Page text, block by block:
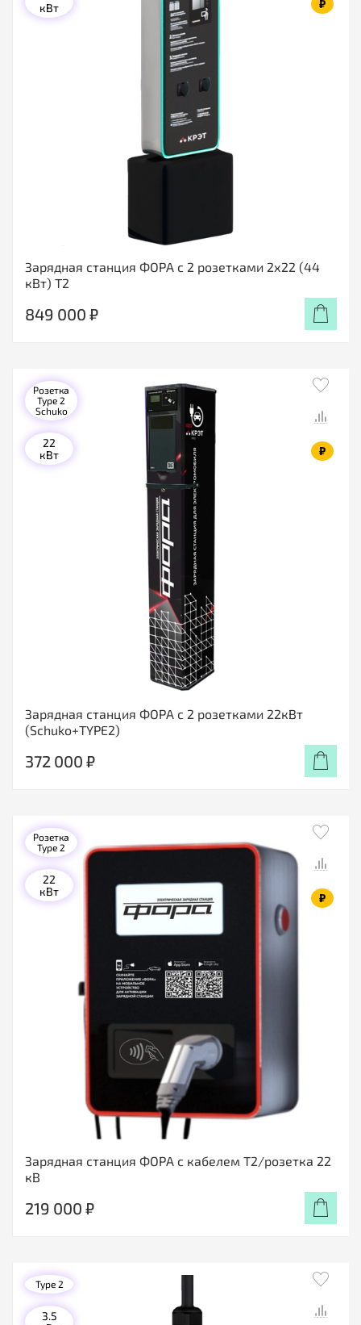
Зарядная станция ФОРА с 2 розетками 2х22 (44
кВт) Т2
₽
кВт
849 000 ₽
Зарядная станция ФОРА с 2 розетками 22кВт
(Schuko+TYPE2)
₽
Розетка
Type 2
Schuko
22
кВт
372 000 ₽
Зарядная станция ФОРА c кабелем Т2/розетка 22
кВ
₽
Розетка
Type 2
22
кВт
219 000 ₽
Type 2
3.5